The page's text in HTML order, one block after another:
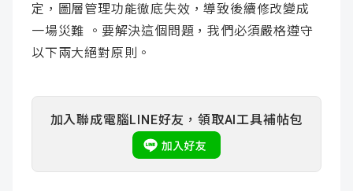
定，圖層管理功能徹底失效，導致後續修改變成
一場災難 。要解決這個問題，我們必須嚴格遵守
以下兩大絕對原則。
加入聯成電腦LINE好友，領取AI工具補帖包